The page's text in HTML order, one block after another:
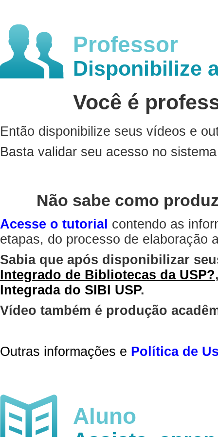
Professor
Disponibilize
Você é
Então disponibilize seus vídeos e
Basta validar seu acesso no
Não sabe como
Acesse o tutorial contendo as
etapas, do processo de elaboração
Sabia que após disponibilizar
Integrado de Bibliotecas da USP?
Integrada do SIBI USP.
Vídeo também é produção
Outras informações e Política de
Aluno